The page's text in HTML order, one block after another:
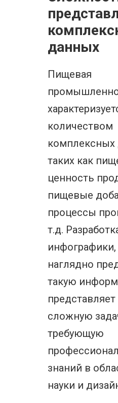
данных
Пищевая
количеством
комплексных
таких как
ценность
пищевые
процессы
т.д.
наглядно
такую
сложную
требующую
знаний в
науки и